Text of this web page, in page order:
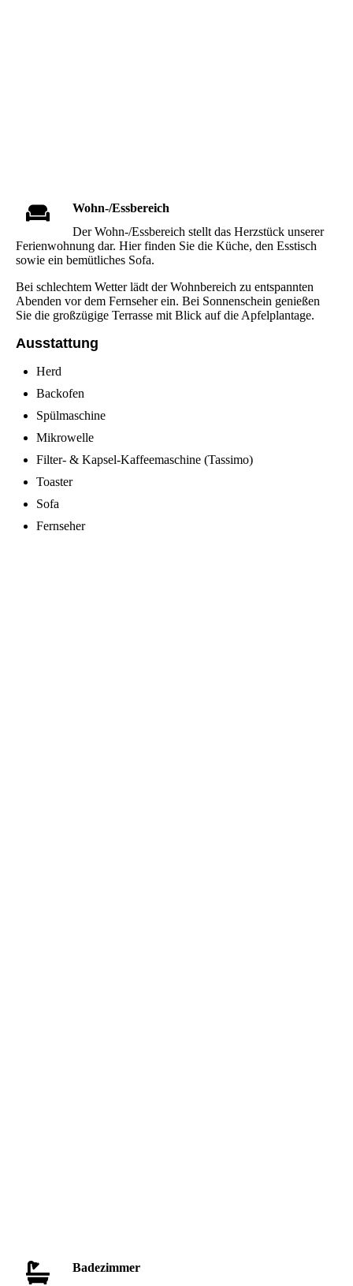
Wohn-/Essbereich
Der Wohn-/Essbereich stellt das Herzstück unserer
Ferienwohnung dar. Hier finden Sie die Küche, den Esstisch
sowie ein bemütliches Sofa.
Bei schlechtem Wetter lädt der Wohnbereich zu entspannten
Abenden vor dem Fernseher ein. Bei Sonnenschein genießen
Sie die großzügige Terrasse mit Blick auf die Apfelplantage.
Ausstattung
Herd
Backofen
Spülmaschine
Mikrowelle
Filter‑ & Kapsel‑Kaffeemaschine (Tassimo)
Toaster
Sofa
Fernseher
Badezimmer